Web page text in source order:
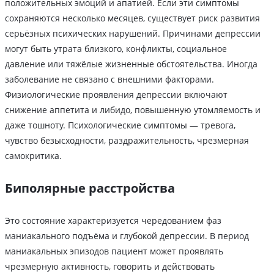
положительных эмоций и апатией. Если эти симптомы
сохраняются несколько месяцев, существует риск развития
серьёзных психических нарушений. Причинами депрессии
могут быть утрата близкого, конфликты, социальное
давление или тяжёлые жизненные обстоятельства. Иногда
заболевание не связано с внешними факторами.
Физиологические проявления депрессии включают
снижение аппетита и либидо, повышенную утомляемость и
даже тошноту. Психологические симптомы — тревога,
чувство безысходности, раздражительность, чрезмерная
самокритика.
Биполярные расстройства
Это состояние характеризуется чередованием фаз
маниакального подъёма и глубокой депрессии. В период
маниакальных эпизодов пациент может проявлять
чрезмерную активность, говорить и действовать